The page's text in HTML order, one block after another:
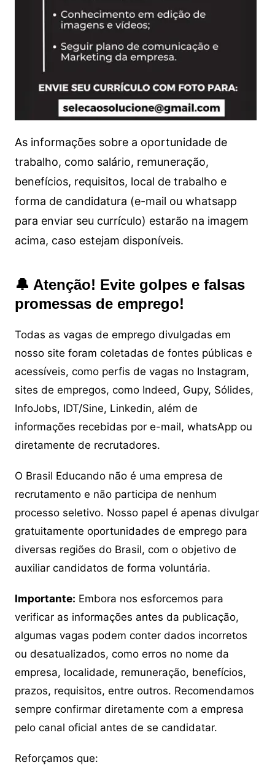
As informações sobre a oportunidade de
trabalho, como salário, remuneração,
benefícios, requisitos, local de trabalho e
forma de candidatura (e-mail ou whatsapp
para enviar seu currículo) estarão na imagem
acima, caso estejam disponíveis.
🔔 Atenção! Evite golpes e falsas
promessas de emprego!
Todas as vagas de emprego divulgadas em
nosso site foram coletadas de fontes públicas e
acessíveis, como perfis de vagas no Instagram,
sites de empregos, como Indeed, Gupy, Sólides,
InfoJobs, IDT/Sine, Linkedin, além de
informações recebidas por e-mail, whatsApp ou
diretamente de recrutadores.
O Brasil Educando não é uma empresa de
recrutamento e não participa de nenhum
processo seletivo. Nosso papel é apenas divulgar
gratuitamente oportunidades de emprego para
diversas regiões do Brasil, com o objetivo de
auxiliar candidatos de forma voluntária.
Importante: Embora nos esforcemos para
verificar as informações antes da publicação,
algumas vagas podem conter dados incorretos
ou desatualizados, como erros no nome da
empresa, localidade, remuneração, benefícios,
prazos, requisitos, entre outros. Recomendamos
sempre confirmar diretamente com a empresa
pelo canal oficial antes de se candidatar.
Reforçamos que: